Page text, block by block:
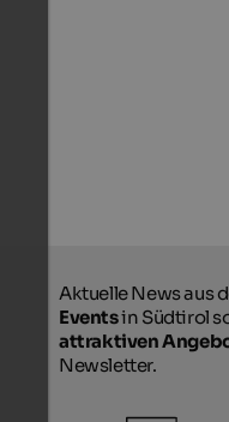
Aktuelle News aus
Eventsin Südtirol
attraktiven
Newsletter.